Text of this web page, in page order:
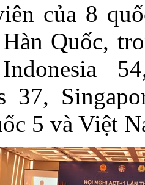
của 8
Quốc,
37,
5 và Việt